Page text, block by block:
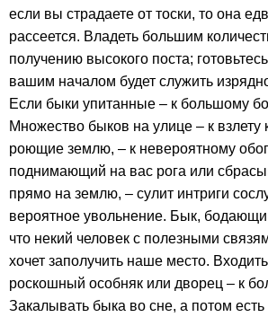
если вы страдаете от тоски, то она
рассеется. Владеть большим
получению высокого поста;
вашим началом будет служить
Если быки упитанные – к большому
Множество быков на улице – к
роющие землю, – к невероятному
поднимающий на вас рога или
прямо на землю, – сулит интриги
вероятное увольнение. Бык,
что некий человек с полезными
хочет заполучить наше место.
роскошный особняк или дворец – к
Закалывать быка во сне, а потом